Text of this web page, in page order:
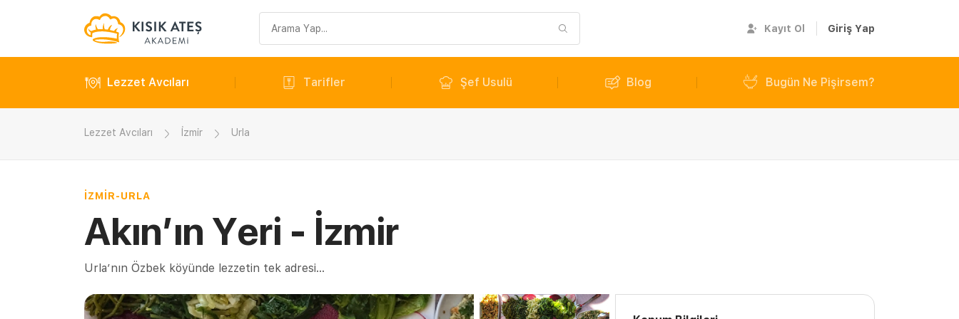
sorgusu
Kayıt Ol Giriş Yap
Lezzet Avcıları Tarifler Şef Usulü Blog Bugün Ne Pişirsem?
Lezzet Avcıları İzmir Urla
İZMIR-URLA
Akın’ın Yeri - İzmir
Urla’nın Özbek köyünde lezzetin tek adresi...